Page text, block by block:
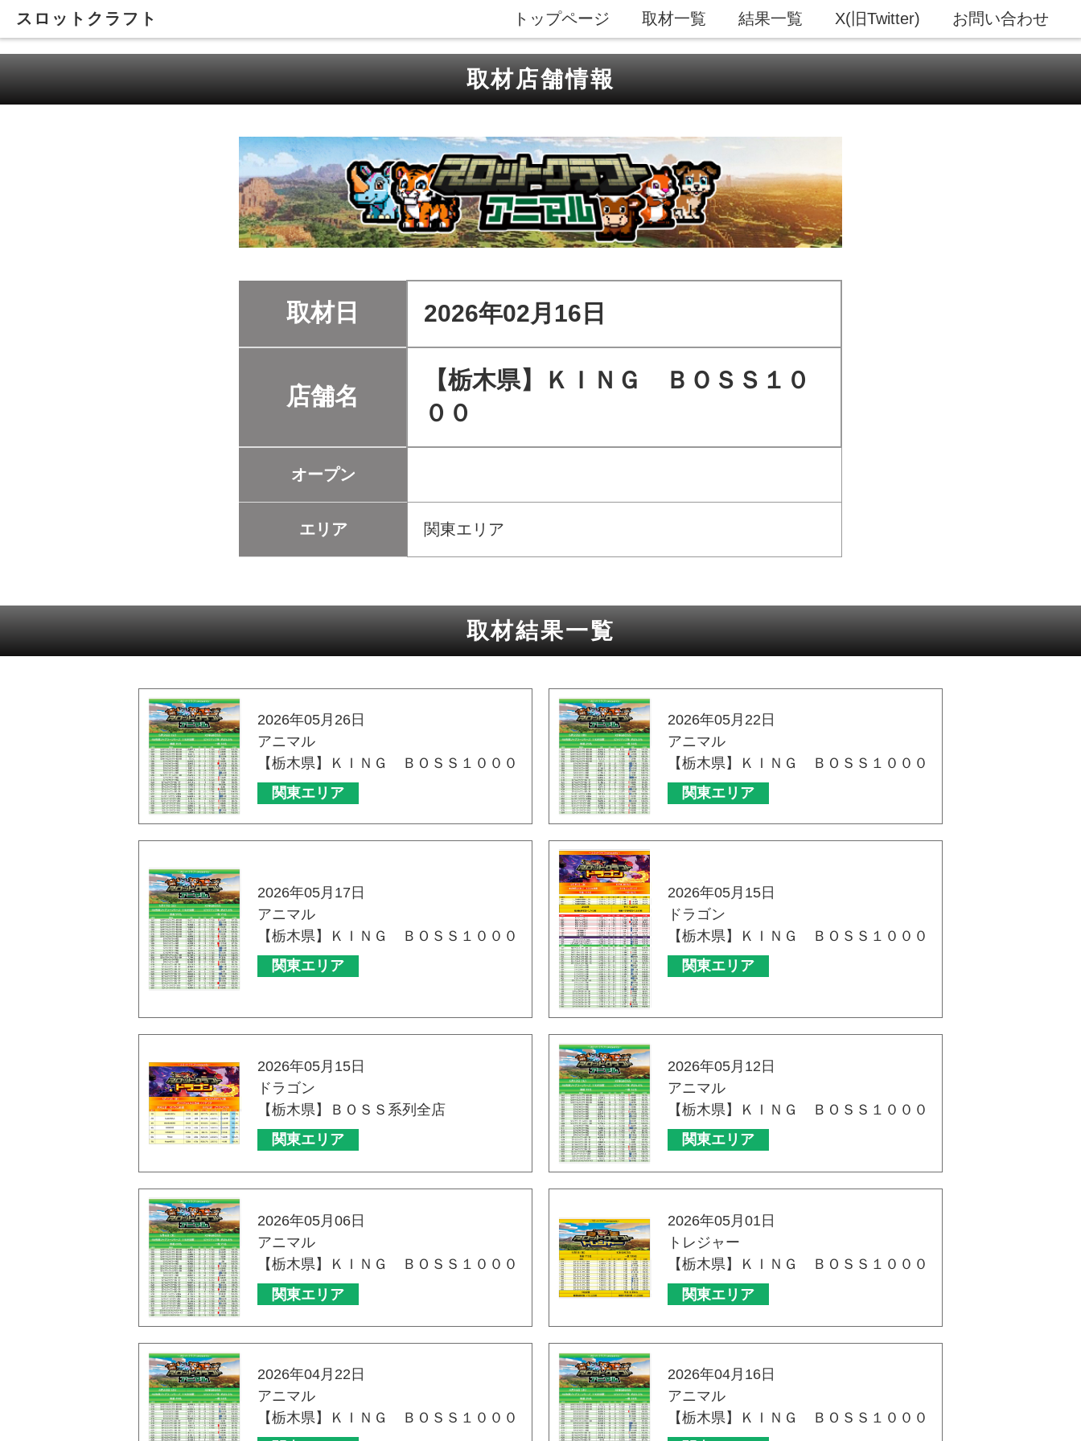
スロットクラフト トップページ 取材一覧 結果一覧 X(旧Twitter) お問い合わせ
取材店舗情報
取材日 2026年02月16日
店舗名
【栃木県】ＫＩＮＧ ＢＯＳＳ１０
００
オープン
エリア 関東エリア
取材結果一覧
2026年05月26日
アニマル
【栃木県】ＫＩＮＧ ＢＯＳＳ１０００
関東エリア
2026年05月22日
アニマル
【栃木県】ＫＩＮＧ ＢＯＳＳ１０００
関東エリア
2026年05月17日
アニマル
【栃木県】ＫＩＮＧ ＢＯＳＳ１０００
関東エリア
2026年05月15日
ドラゴン
【栃木県】ＫＩＮＧ ＢＯＳＳ１０００
関東エリア
2026年05月15日
ドラゴン
【栃木県】ＢＯＳＳ系列全店
関東エリア
2026年05月12日
アニマル
【栃木県】ＫＩＮＧ ＢＯＳＳ１０００
関東エリア
2026年05月06日
アニマル
【栃木県】ＫＩＮＧ ＢＯＳＳ１０００
関東エリア
2026年05月01日
トレジャー
【栃木県】ＫＩＮＧ ＢＯＳＳ１０００
関東エリア
2026年04月22日
アニマル
【栃木県】ＫＩＮＧ ＢＯＳＳ１０００
2026年04月16日
アニマル
【栃木県】ＫＩＮＧ ＢＯＳＳ１０００